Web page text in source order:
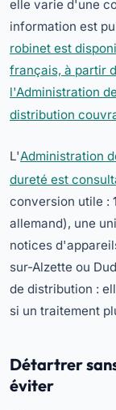
elle varie d'une
information est
robinet est
français, à partir
l'Administration
distribution
L'Administration
dureté est
conversion utile :
allemand), une
notices
sur-Alzette ou
de distribution :
si un traitement
Détartrer
éviter